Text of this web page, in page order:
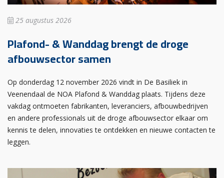
25 augustus 2026
Plafond- & Wanddag brengt de droge
afbouwsector samen
Op donderdag 12 november 2026 vindt in De Basiliek in
Veenendaal de NOA Plafond & Wanddag plaats. Tijdens deze
vakdag ontmoeten fabrikanten, leveranciers, afbouwbedrijven
en andere professionals uit de droge afbouwsector elkaar om
kennis te delen, innovaties te ontdekken en nieuwe contacten te
leggen.